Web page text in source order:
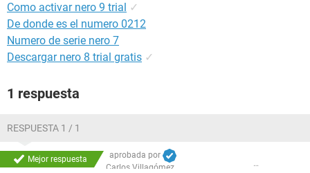
Como activar nero 9 trial ✓
De donde es el numero 0212
Numero de serie nero 7
Descargar nero 8 trial gratis ✓
1 respuesta
RESPUESTA 1 / 1
Mejor respuesta
aprobada por
Carlos Villagómez